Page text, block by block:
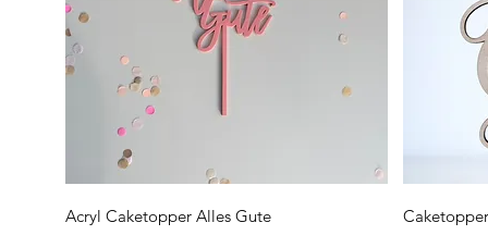
Schnellansicht
Acryl Caketopper Alles Gute